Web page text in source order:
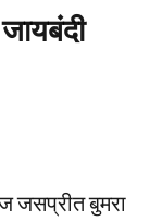
जसप्रीत बुमरा